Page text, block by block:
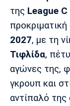
Πολιτισμός
Τραγούδια
Cine Spot
Running
Media
Πρόγραμμα
της League C
2027, με τη
Τιφλίδα,
αγώνες της,
γκρουπ και
αντίπαλό